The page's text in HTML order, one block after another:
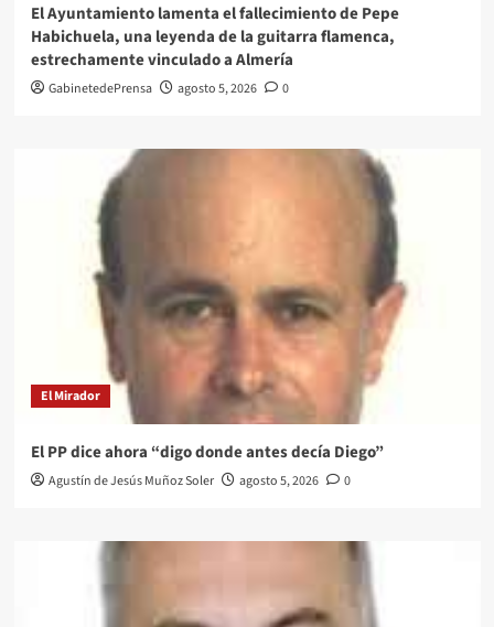
El Ayuntamiento lamenta el fallecimiento de Pepe
Habichuela, una leyenda de la guitarra flamenca,
estrechamente vinculado a Almería
GabinetedePrensa agosto 5, 2026 0
El Mirador
El PP dice ahora “digo donde antes decía Diego”
Agustín de Jesús Muñoz Soler agosto 5, 2026 0